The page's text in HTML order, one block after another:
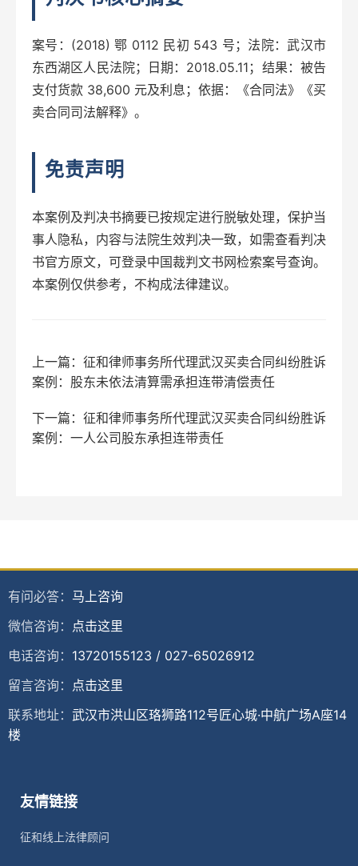
案号：(2018) 鄂 0112 民初 543 号；法院：武汉市
东西湖区人民法院；日期：2018.05.11；结果：被告
支付货款 38,600 元及利息；依据：《合同法》《买
卖合同司法解释》。
免责声明
本案例及判决书摘要已按规定进行脱敏处理，保护当
事人隐私，内容与法院生效判决一致，如需查看判决
书官方原文，可登录中国裁判文书网检索案号查询。
本案例仅供参考，不构成法律建议。
上一篇：征和律师事务所代理武汉买卖合同纠纷胜诉
案例：股东未依法清算需承担连带清偿责任
下一篇：征和律师事务所代理武汉买卖合同纠纷胜诉
案例：一人公司股东承担连带责任
有问必答： 马上咨询
微信咨询： 点击这里
电话咨询： 13720155123 / 027-65026912
留言咨询： 点击这里
联系地址： 武汉市洪山区珞狮路112号匠心城·中航广场A座14
楼
友情链接
征和线上法律顾问